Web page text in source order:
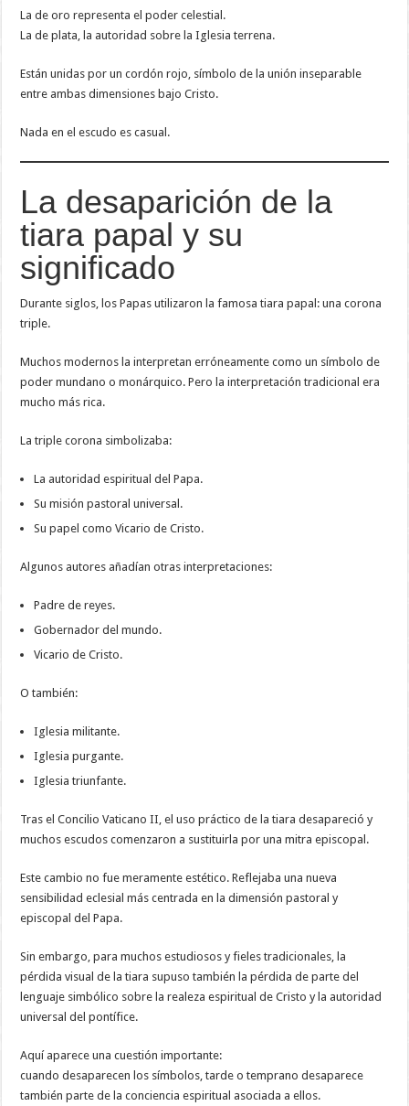
La de oro representa el poder celestial.
La de plata, la autoridad sobre la Iglesia terrena.
Están unidas por un cordón rojo, símbolo de la unión inseparable
entre ambas dimensiones bajo Cristo.
Nada en el escudo es casual.
La desaparición de la
tiara papal y su
significado
Durante siglos, los Papas utilizaron la famosa tiara papal: una corona
triple.
Muchos modernos la interpretan erróneamente como un símbolo de
poder mundano o monárquico. Pero la interpretación tradicional era
mucho más rica.
La triple corona simbolizaba:
La autoridad espiritual del Papa.
Su misión pastoral universal.
Su papel como Vicario de Cristo.
Algunos autores añadían otras interpretaciones:
Padre de reyes.
Gobernador del mundo.
Vicario de Cristo.
O también:
Iglesia militante.
Iglesia purgante.
Iglesia triunfante.
Tras el Concilio Vaticano II, el uso práctico de la tiara desapareció y
muchos escudos comenzaron a sustituirla por una mitra episcopal.
Este cambio no fue meramente estético. Reflejaba una nueva
sensibilidad eclesial más centrada en la dimensión pastoral y
episcopal del Papa.
Sin embargo, para muchos estudiosos y fieles tradicionales, la
pérdida visual de la tiara supuso también la pérdida de parte del
lenguaje simbólico sobre la realeza espiritual de Cristo y la autoridad
universal del pontífice.
Aquí aparece una cuestión importante:
cuando desaparecen los símbolos, tarde o temprano desaparece
también parte de la conciencia espiritual asociada a ellos.